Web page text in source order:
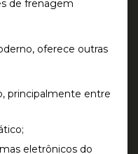
de frenagem
oferece outras
principalmente entre
eletrônicos do